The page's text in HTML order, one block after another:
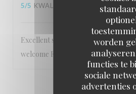
worden
functies te
sociale
advertenties
5/5 KWALITEIT / PRIJS 5
Excellent service Staff are very
welcome Food is 5 star
1 2